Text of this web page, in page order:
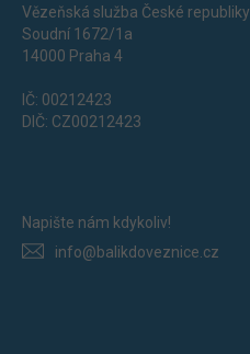
Vězeňská služba České republiky
Soudní 1672/1a
14000 Praha 4
IČ: 00212423
DIČ: CZ00212423
Napište nám kdykoliv!
info@balikdoveznice.cz